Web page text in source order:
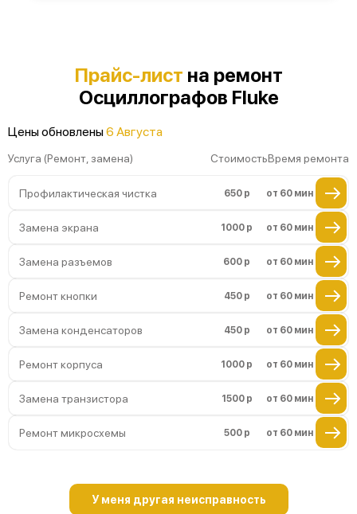
Прайс-лист на ремонт
Осциллографов Fluke
Цены обновлены6 Августа
Услуга (Ремонт, замена) СтоимостьВремя ремонта
Профилактическая чистка 650 р от 60 мин
Замена экрана 1000 р от 60 мин
Замена разъемов 600 р от 60 мин
Ремонт кнопки 450 р от 60 мин
Замена конденсаторов 450 р от 60 мин
Ремонт корпуса 1000 р от 60 мин
Замена транзистора 1500 р от 60 мин
Ремонт микросхемы 500 р от 60 мин
У меня другая неисправность